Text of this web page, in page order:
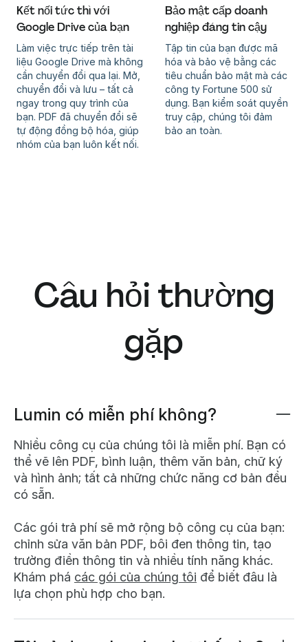
Kết nối tức thì với
Google Drive của bạn
Làm việc trực tiếp trên tài
liệu Google Drive mà không
cần chuyển đổi qua lại. Mở,
chuyển đổi và lưu – tất cả
ngay trong quy trình của
bạn. PDF đã chuyển đổi sẽ
tự động đồng bộ hóa, giúp
nhóm của bạn luôn kết nối.
Bảo mật cấp doanh
nghiệp đáng tin cậy
Tập tin của bạn được mã
hóa và bảo vệ bằng các
tiêu chuẩn bảo mật mà các
công ty Fortune 500 sử
dụng. Bạn kiểm soát quyền
truy cập, chúng tôi đảm
bảo an toàn.
Câu hỏi thường
gặp
Lumin có miễn phí không?
Nhiều công cụ của chúng tôi là miễn phí. Bạn có
thể vẽ lên PDF, bình luận, thêm văn bản, chữ ký
và hình ảnh; tất cả những chức năng cơ bản đều
có sẵn.
Các gói trả phí sẽ mở rộng bộ công cụ của bạn:
chỉnh sửa văn bản PDF, bôi đen thông tin, tạo
trường điền thông tin và nhiều tính năng khác.
Khám phá các gói của chúng tôi để biết đâu là
lựa chọn phù hợp cho bạn.